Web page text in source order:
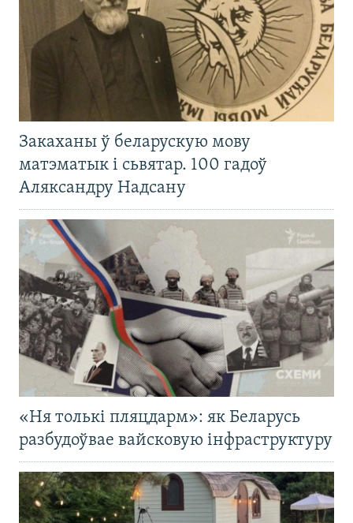
Закаханы ў беларускую мову
матэматык і сьвятар. 100 гадоў
Аляксандру Надсану
«Ня толькі пляцдарм»: як Беларусь
разбудоўвае вайсковую інфраструктуру